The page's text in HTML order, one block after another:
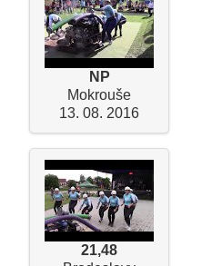
NP
Mokrouše
13. 08. 2016
21,48